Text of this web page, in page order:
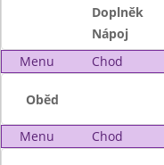
Doplněk
Nápoj
Menu
Chod
Oběd
Menu Chod